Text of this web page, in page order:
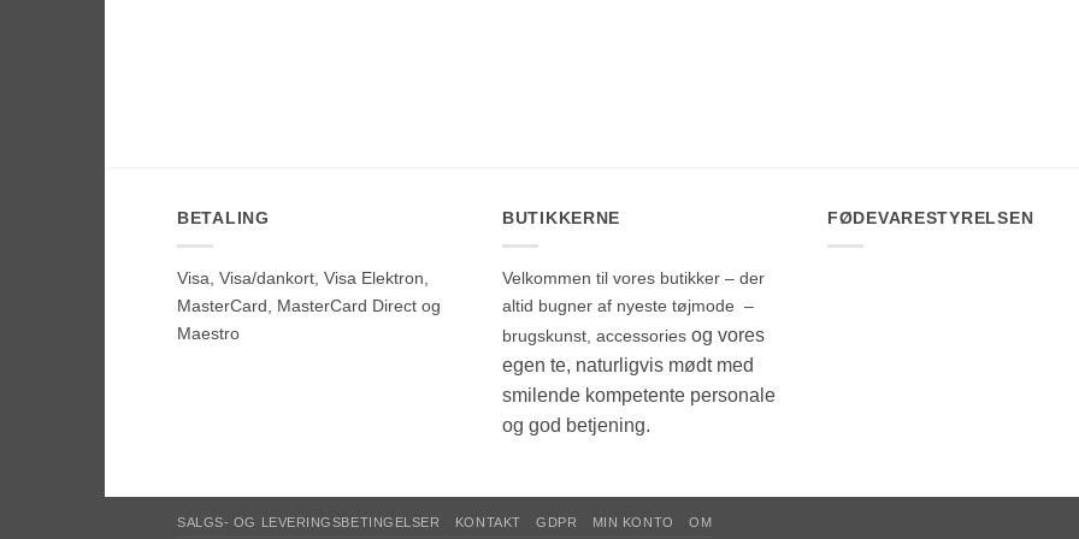
BETALING
Visa, Visa/dankort, Visa Elektron,
MasterCard, MasterCard Direct og
Maestro
BUTIKKERNE
Velkommen til vores butikker – der
altid bugner af nyeste tøjmode –
brugskunst, accessories og vores
egen te, naturligvis mødt med
smilende kompetente personale
og god betjening.
FØDEVARESTYRELSEN
SALGS- OG LEVERINGSBETINGELSER KONTAKT GDPR MIN KONTO OM